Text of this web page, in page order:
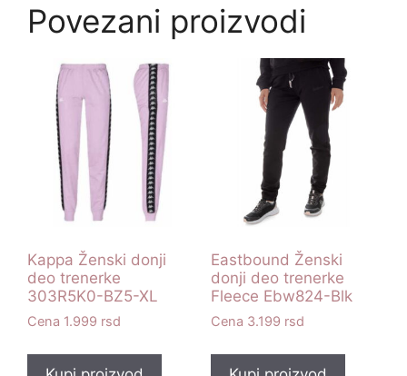
Povezani proizvodi
Kappa Ženski donji
deo trenerke
303R5K0-BZ5-XL
1.999 rsd
Eastbound Ženski
donji deo trenerke
Fleece Ebw824-Blk
3.199 rsd